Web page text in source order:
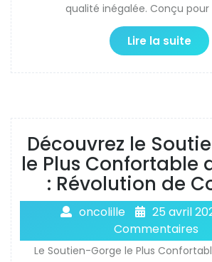
qualité inégalée. Conçu
Lire la suite
Découvrez le
le Plus Confortable
: Révolution de
oncolille 25 avril
Commentaires
Le Soutien-Gorge le Plus